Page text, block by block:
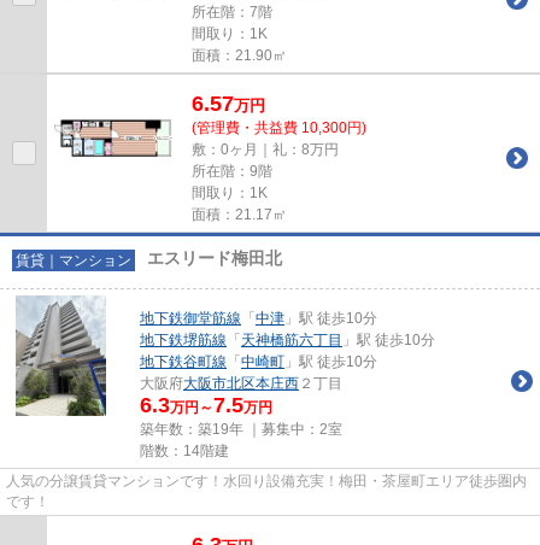
所在階：7階
間取り：1K
面積：21.90㎡
6.57万円
(管理費・共益費 10,300円)
敷：0ヶ月｜礼：8万円
所在階：9階
間取り：1K
面積：21.17㎡
賃貸｜マンション エスリード梅田北
地下鉄御堂筋線 「 中津 」駅 徒歩10分
地下鉄堺筋線 「 天神橋筋六丁目 」駅 徒歩10分
地下鉄谷町線 「 中崎町 」駅 徒歩10分
大阪府大阪市北区本庄西 ２丁目
6.3万円～7.5万円
築年数：築19年 ｜募集中： 2室
階数：14階建
人気の分譲賃貸マンションです！水回り設備充実！梅田・茶屋町エリア徒歩圏内
です！